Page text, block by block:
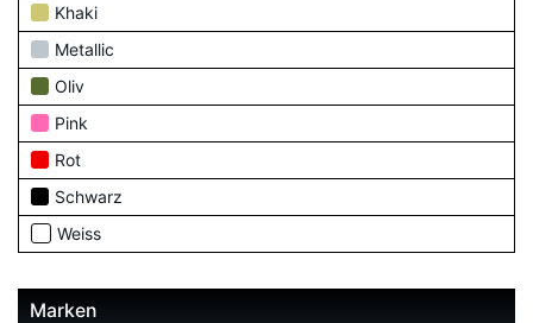
Khaki
Metallic
Oliv
Pink
Rot
Schwarz
Weiss
Marken